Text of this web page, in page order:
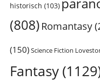
historisch (103)
(808) Romantasy
(150)Science Fiction
Fantasy